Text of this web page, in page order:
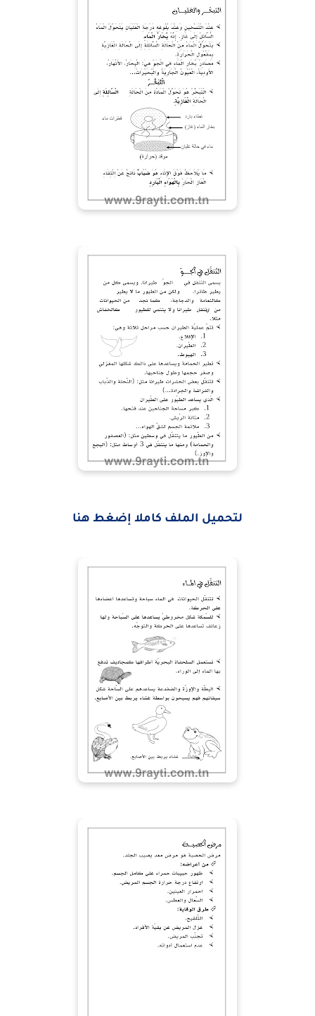
لتحميل الملف كاملا إضغط هنا